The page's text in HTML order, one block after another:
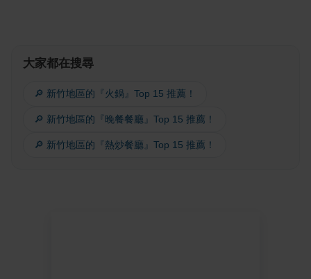
大家都在搜尋
🔎 新竹地區的『火鍋』Top 15 推薦！
🔎 新竹地區的『晚餐餐廳』Top 15 推薦！
🔎 新竹地區的『熱炒餐廳』Top 15 推薦！